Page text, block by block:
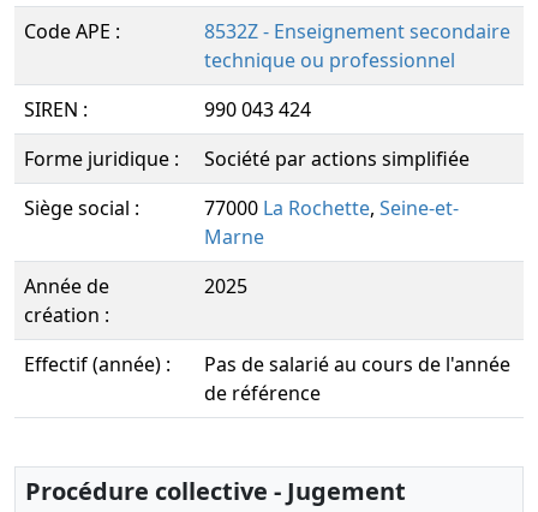
Code APE :
8532Z - Enseignement secondaire
technique ou professionnel
SIREN :
990 043 424
Forme juridique :
Société par actions simplifiée
Siège social :
77000 La Rochette, Seine-et-
Marne
Année de
création :
2025
Effectif (année) :
Pas de salarié au cours de l'année
de référence
Procédure collective - Jugement